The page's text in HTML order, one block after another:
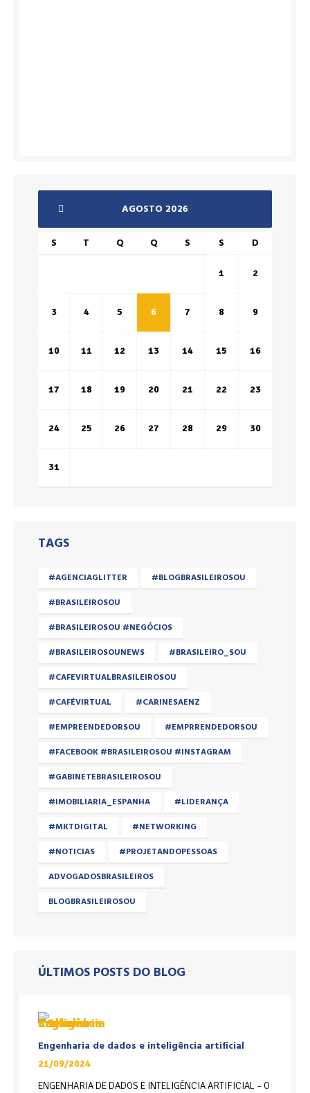
AGOSTO 2026
S T Q Q S S D
1 2
3 4 5 6 7 8 9
10 11 12 13 14 15 16
17 18 19 20 21 22 23
24 25 26 27 28 29 30
31
TAGS
#AGENCIAGLITTER
#BLOGBRASILEIROSOU
#BRASILEIROSOU
#BRASILEIROSOU #NEGÓCIOS
#BRASILEIROSOUNEWS
#BRASILEIRO_SOU
#CAFEVIRTUALBRASILEIROSOU
#CAFÉVIRTUAL
#CARINESAENZ
#EMPREENDEDORSOU
#EMPRRENDEDORSOU
#FACEBOOK #BRASILEIROSOU #INSTAGRAM
#GABINETEBRASILEIROSOU
#IMOBILIARIA_ESPANHA
#LIDERANÇA
#MKTDIGITAL
#NETWORKING
#NOTICIAS
#PROJETANDOPESSOAS
ADVOGADOSBRASILEIROS
BLOGBRASILEIROSOU
ÚLTIMOS POSTS DO BLOG
Engenharia de dados e inteligência artificial
21/09/2024
ENGENHARIA DE DADOS E INTELIGÊNCIA ARTIFICIAL – O